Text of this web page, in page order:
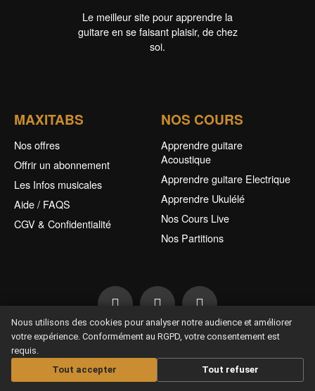
Le meilleur site pour apprendre la
guitare en se faisant plaisir, de chez
soi.
MAXITABS
Nos offres
Offrir un abonnement
Les Infos musicales
Aide / FAQS
CGV & Confidentialité
NOS COURS
Apprendre guitare
Acoustique
Apprendre guitare Electrique
Apprendre Ukulélé
Nos Cours Live
Nos Partitions
Offrir un abonnement
Nous utilisons des cookies pour analyser notre audience et améliorer
votre expérience. Conformément au RGPD, votre consentement est
requis.
Tout accepter
Tout refuser